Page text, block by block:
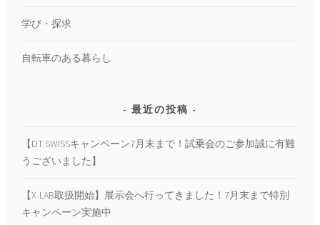
学び・探求
自転車のある暮らし
最近の投稿
【DT SWISSキャンペーン7月末まで！試乗会のご参加誠に有難
うございました】
【X-LAB取扱開始】展示会へ行ってきました！7月末まで特別
キャンペーン実施中